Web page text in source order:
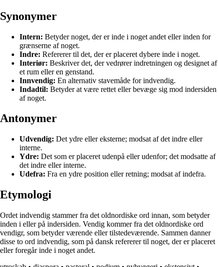
Synonymer
Intern: Betyder noget, der er inde i noget andet eller inden for
grænserne af noget.
Indre: Refererer til det, der er placeret dybere inde i noget.
Interiør: Beskriver det, der vedrører indretningen og designet af
et rum eller en genstand.
Innvendig: En alternativ stavemåde for indvendig.
Indadtil: Betyder at være rettet eller bevæge sig mod indersiden
af noget.
Antonymer
Udvendig: Det ydre eller eksterne; modsat af det indre eller
interne.
Ydre: Det som er placeret udenpå eller udenfor; det modsatte af
det indre eller interne.
Udefra: Fra en ydre position eller retning; modsat af indefra.
Etymologi
Ordet indvendig stammer fra det oldnordiske ord innan, som betyder
inden i eller på indersiden. Vendig kommer fra det oldnordiske ord
vendigr, som betyder værende eller tilstedeværende. Sammen danner
disse to ord indvendig, som på dansk refererer til noget, der er placeret
eller foregår inde i noget andet.